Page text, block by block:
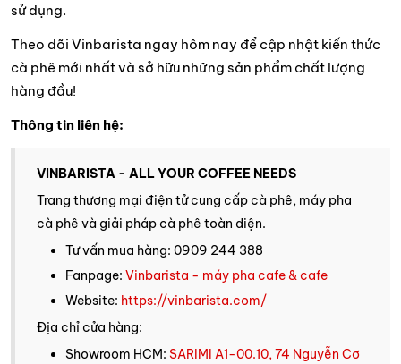
sử dụng.
Theo dõi Vinbarista ngay hôm nay để cập nhật kiến thức
cà phê mới nhất và sở hữu những sản phẩm chất lượng
hàng đầu!
Thông tin liên hệ:
VINBARISTA - ALL YOUR COFFEE NEEDS
Trang thương mại điện tử cung cấp cà phê, máy pha
cà phê và giải pháp cà phê toàn diện.
Tư vấn mua hàng: 0909 244 388
Fanpage: Vinbarista - máy pha cafe & cafe
Website: https://vinbarista.com/
Địa chỉ cửa hàng:
Showroom HCM: SARIMI A1-00.10, 74 Nguyễn Cơ